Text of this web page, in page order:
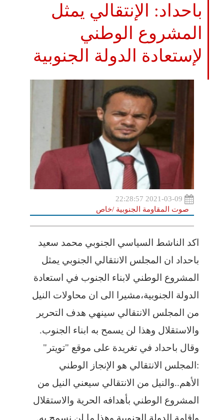
باحداد: الإنتقالي يمثل
المشروع الوطني
لإستعادة الدولة الجنوبية
صوت المقاومة الجنوبية /خاص
اكد الناشط السياسي الجنوبي محمد سعيد
باحداد ان المجلس الانتقالي الجنوبي يمثل
المشروع الوطني لابناء الجنوب في استعادة
الدولة الجنوبية،مشيرا الى ان محاولات النيل
من المجلس الانتقالي سينهي هدف التحرير
والاستقلال وهذا لن يسمح به ابناء الجنوب.
وقال باحداد في تغريدة على موقع "تويتر"
:المجلس الانتقالي هو الإنجاز الوطني
الأهم..والنيل من الانتقالي سيعني النيل من
المشروع الوطني بأهدافه الحرية والاستقلال